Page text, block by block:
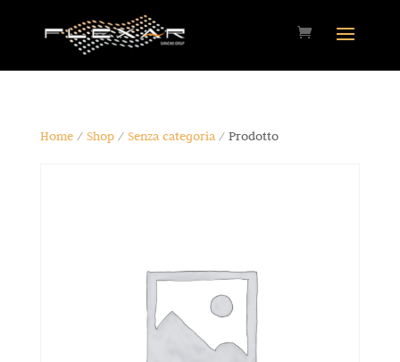
Home/ Shop/ Senza categoria/ Prodotto